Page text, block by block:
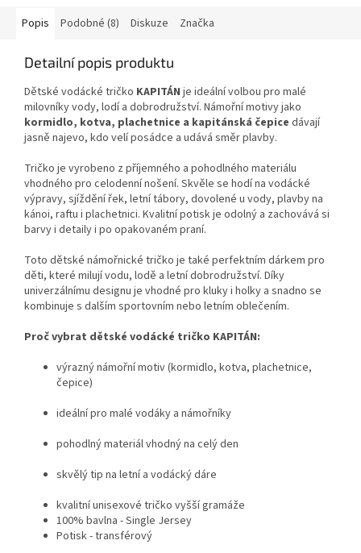
Popis Podobné (8) Diskuze Značka
Detailní popis produktu
Dětské vodácké tričko KAPITÁN je ideální volbou pro malé
milovníky vody, lodí a dobrodružství. Námořní motivy jako
kormidlo, kotva, plachetnice a kapitánská čepice dávají
jasně najevo, kdo velí posádce a udává směr plavby.
Tričko je vyrobeno z příjemného a pohodlného materiálu
vhodného pro celodenní nošení. Skvěle se hodí na vodácké
výpravy, sjíždění řek, letní tábory, dovolené u vody, plavby na
kánoi, raftu i plachetnici. Kvalitní potisk je odolný a zachovává si
barvy i detaily i po opakovaném praní.
Toto dětské námořnické tričko je také perfektním dárkem pro
děti, které milují vodu, lodě a letní dobrodružství. Díky
univerzálnímu designu je vhodné pro kluky i holky a snadno se
kombinuje s dalším sportovním nebo letním oblečením.
Proč vybrat dětské vodácké tričko KAPITÁN:
výrazný námořní motiv (kormidlo, kotva, plachetnice,
čepice)
ideální pro malé vodáky a námořníky
pohodlný materiál vhodný na celý den
skvělý tip na letní a vodácký dáre
kvalitní unisexové tričko vyšší gramáže
100% bavlna - Single Jersey
Potisk - transférový